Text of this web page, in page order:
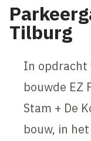
Tilburg
In opdracht
bouwde EZ
Stam + De
bouw, in